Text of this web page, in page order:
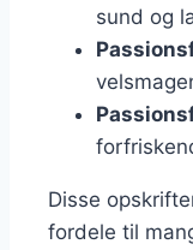
sund og
Disse
fordele til